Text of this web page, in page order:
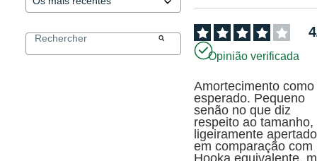
4
Opinião verificada
Amortecimento como
esperado. Pequeno
senão no que diz
respeito ao tamanho,
ligeiramente apertado
em comparação com